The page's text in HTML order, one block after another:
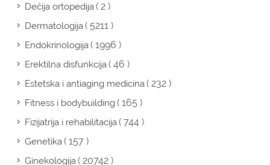
Dečija ortopedija( 2 )
Dermatologija( 5211 )
Endokrinologija( 1996 )
Erektilna disfunkcija( 46 )
Estetska i antiaging medicina( 232 )
Fitness i bodybuilding( 165 )
Fizijatrija i rehabilitacija( 744 )
Genetika( 157 )
Ginekologija( 20742 )